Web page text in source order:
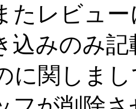
たレビュー
込みのみ記
に関しま